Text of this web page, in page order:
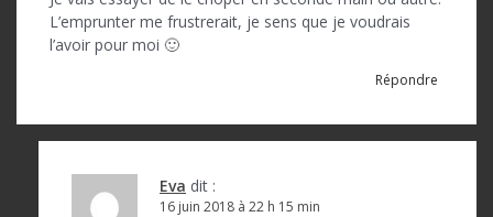
L’emprunter me frustrerait, je sens que je voudrais
l’avoir pour moi 🙂
Répondre
Eva dit :
16 juin 2018 à 22 h 15 min